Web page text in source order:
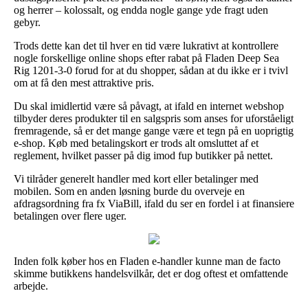
og herrer – kolossalt, og endda nogle gange yde fragt uden
gebyr.
Trods dette kan det til hver en tid være lukrativt at kontrollere
nogle forskellige online shops efter rabat på Fladen Deep Sea
Rig 1201-3-0 forud for at du shopper, sådan at du ikke er i tvivl
om at få den mest attraktive pris.
Du skal imidlertid være så påvagt, at ifald en internet webshop
tilbyder deres produkter til en salgspris som anses for uforståeligt
fremragende, så er det mange gange være et tegn på en uoprigtig
e-shop. Køb med betalingskort er trods alt omsluttet af et
reglement, hvilket passer på dig imod fup butikker på nettet.
Vi tilråder generelt handler med kort eller betalinger med
mobilen. Som en anden løsning burde du overveje en
afdragsordning fra fx ViaBill, ifald du ser en fordel i at finansiere
betalingen over flere uger.
Inden folk køber hos en Fladen e-handler kunne man de facto
skimme butikkens handelsvilkår, det er dog oftest et omfattende
arbejde.